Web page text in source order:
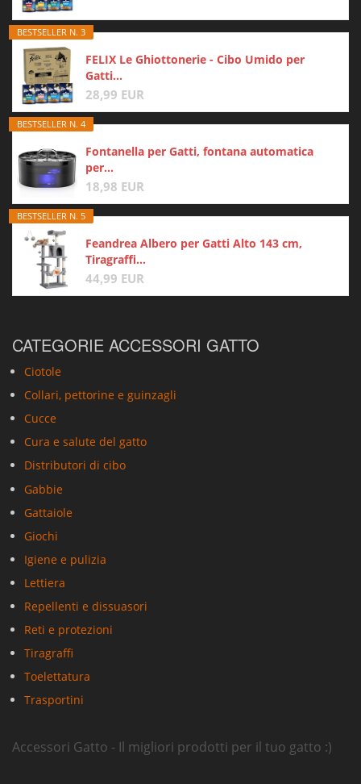
BESTSELLER N. 3
FELIX Le Ghiottonerie - Cibo Umido per
Gatti...
28,99 EUR
BESTSELLER N. 4
Fontanella per Gatti, fontana automatica
per...
18,98 EUR
BESTSELLER N. 5
Feandrea Albero per Gatti Alto 143 cm,
Tiragraffi...
44,99 EUR
CATEGORIE ACCESSORI GATTO
Ciotole
Collari, pettorine e guinzagli
Cucce
Cura e salute del gatto
Distributori di cibo
Gabbie
Gattaiole
Giochi
Igiene e pulizia
Lettiera
Repellenti e dissuasori
Reti e protezioni
Tiragraffi
Toelettatura
Trasportini
Accessori Gatto - Il migliori prodotti per il tuo gatto :)